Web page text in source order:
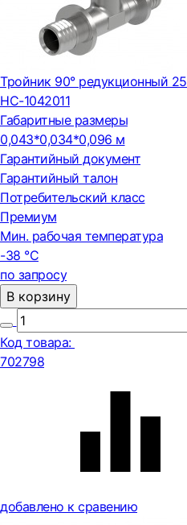
Тройник 90° редукционный
НС-1042011
Габаритные размеры
0,043*0,034*0,096 м
Гарантийный документ
Гарантийный талон
Потребительский класс
Премиум
Мин. рабочая температура
-38 °С
по запросу
В корзину
Код товара:
702798
добавлено к сравению